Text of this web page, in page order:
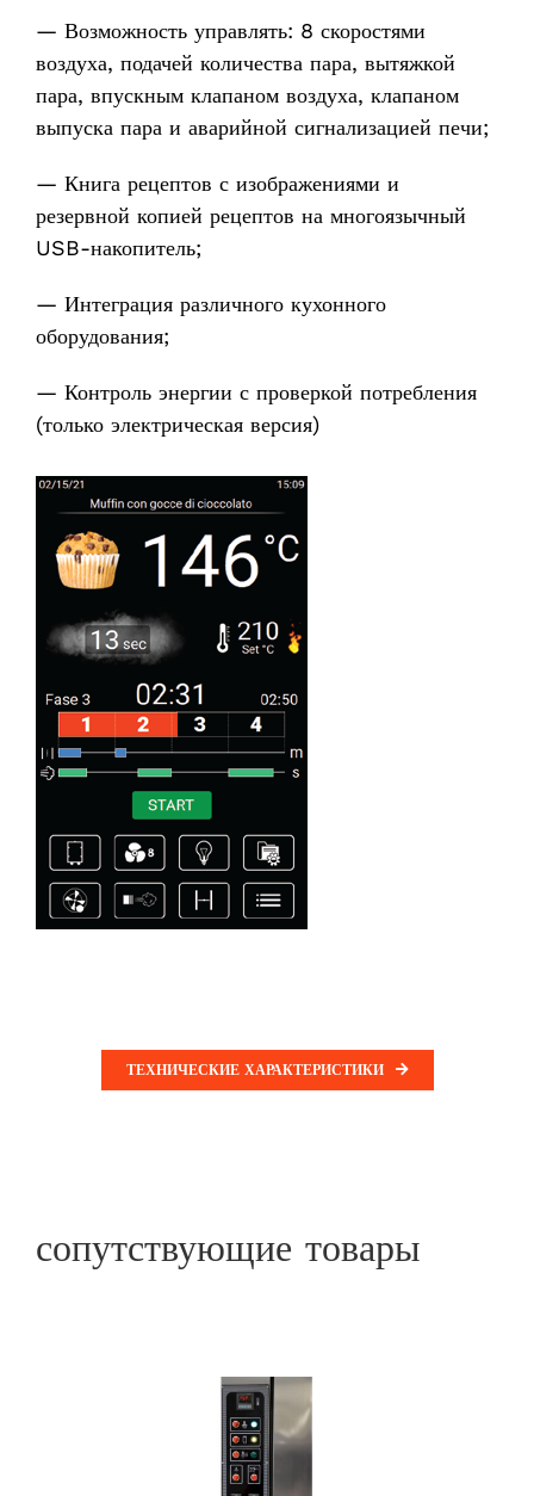
— Возможность управлять: 8 скоростями
воздуха, подачей количества пара, вытяжкой
пара, впускным клапаном воздуха, клапаном
выпуска пара и аварийной сигнализацией печи;
— Книга рецептов с изображениями и
резервной копией рецептов на многоязычный
USB-накопитель;
— Интеграция различного кухонного
оборудования;
— Контроль энергии с проверкой потребления
(только электрическая версия)
ТЕХНИЧЕСКИЕ ХАРАКТЕРИСТИКИ
сопутствующие товары